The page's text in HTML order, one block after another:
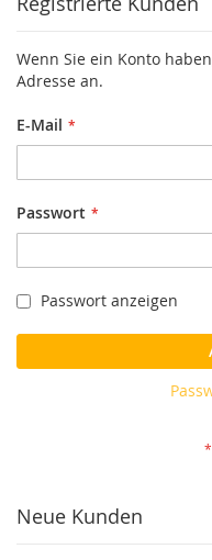
Wenn Sie ein Konto
Adresse an.
E-Mail
Passwort
Passwort anzeigen
Neue Kunden